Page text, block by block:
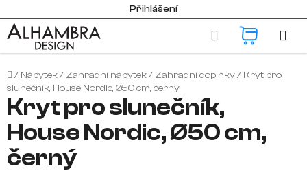
na
obsah
Přihlášení
Hledat
Domů
/ Nábytek/ Zahradní nábytek/ Zahradní doplňky/ Kryt pro
slunečník, House Nordic, Ø50 cm, černý
Kryt pro slunečník,
House Nordic, Ø50 cm,
černý